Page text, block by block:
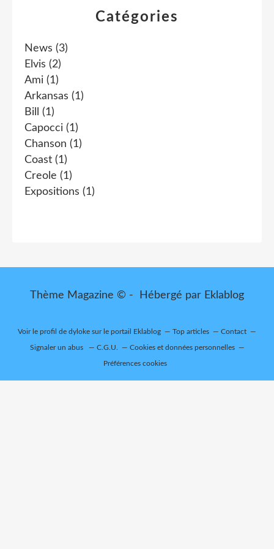
Catégories
News (3)
Elvis (2)
Ami (1)
Arkansas (1)
Bill
(1)
Capocci (1)
Chanson (1)
Coast (1)
Creole (1)
Expositions (1)
Thème Magazine © - Hébergé par Eklablog
Voir le profil de dyloke sur le portail Eklablog Top articles Contact
Signaler un abus C.G.U. Cookies et données personnelles
Préférences cookies